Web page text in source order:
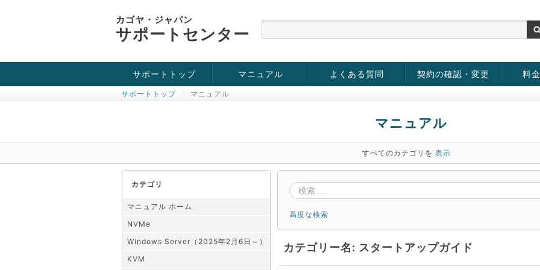
カゴヤ・ジャパン
サポートセンター
サポートトップ
お役立ち情報
チュートリアル
障害・メンテナンス情報
マニュアル
KVM
OpenVZ
Windows Server
SSH接続
ドメイン
SSL
よくある質問 契約の確認・変更 料
サポートトップ マニュアル
マニュアル
すべてのカテゴリを 表示
カテゴリ
マニュアル ホーム
NVMe
Windows Server（2025年2月6日～）
KVM
高度な検索
カテゴリー名: スタートアップガイド